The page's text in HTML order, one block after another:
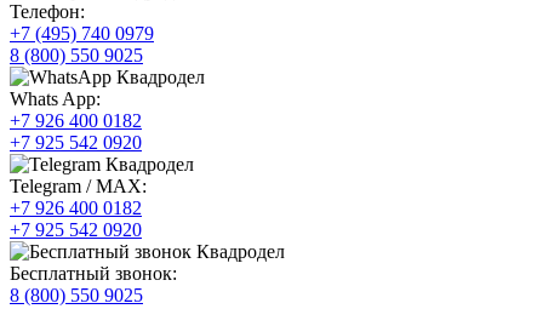
Телефон:
+7 (495) 740 0979
8 (800) 550 9025
Whats App:
+7 926 400 0182
+7 925 542 0920
Telegram / MAX:
+7 926 400 0182
+7 925 542 0920
Бесплатный звонок:
8 (800) 550 9025